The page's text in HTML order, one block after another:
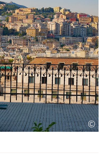
©